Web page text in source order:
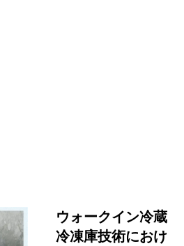
ウォークイン冷蔵
冷凍庫技術におけ